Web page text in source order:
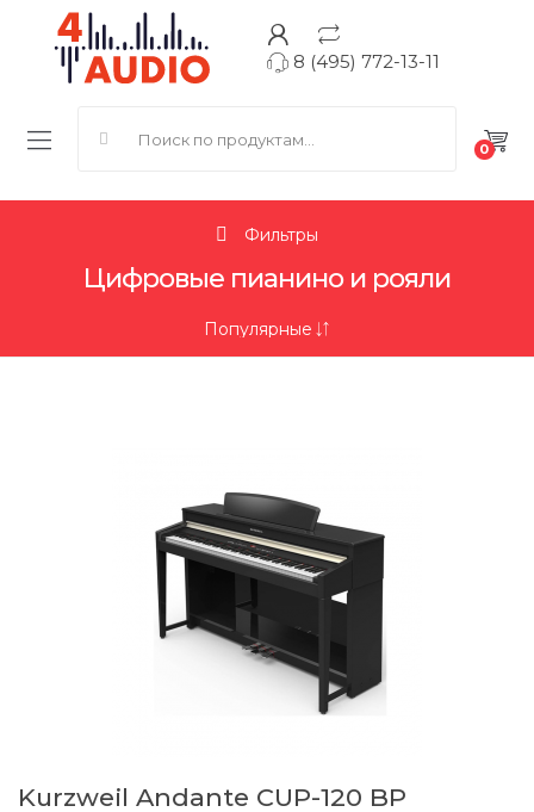
8 (495) 772-13-11
0
Фильтры
Цифровые пианино и рояли
Kurzweil Andante CUP-120 BP